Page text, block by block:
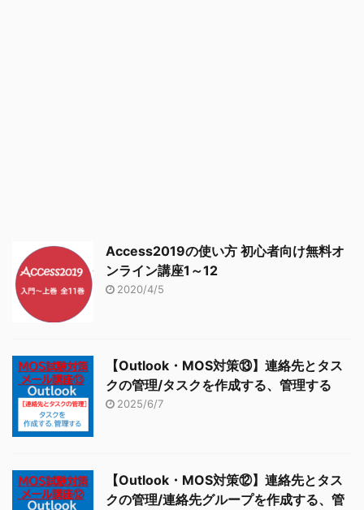
Access2019の使い方 初心者向け無料オ
ンライン講座1～12
2020/4/5
【Outlook・MOS対策⑬】連絡先とタス
クの管理/タスクを作成する、管理する
2025/6/7
【Outlook・MOS対策⑫】連絡先とタス
クの管理/連絡先グループを作成する、管